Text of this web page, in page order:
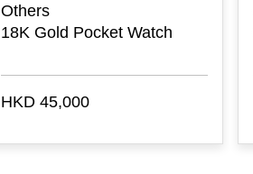
Others
18K Gold Pocket Watch
HKD 45,000